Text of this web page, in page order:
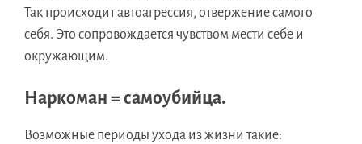
Так происходит автоагрессия, отвержение самого
себя. Это сопровождается чувством мести себе и
окружающим.
Наркоман = самоубийца.
Возможные периоды ухода из жизни такие: